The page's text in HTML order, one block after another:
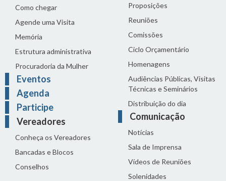
Como chegar
Agende uma Visita
Memória
Estrutura administrativa
Procuradoria da Mulher
Eventos
Agenda
Participe
Vereadores
Conheça os Vereadores
Bancadas e Blocos
Conselhos
Proposições
Reuniões
Comissões
Ciclo Orçamentário
Homenagens
Audiências Públicas, Visitas
Técnicas e Seminários
Distribuição do dia
Comunicação
Notícias
Sala de Imprensa
Vídeos de Reuniões
Solenidades